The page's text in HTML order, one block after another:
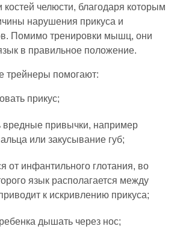
челюсти, благодаря которым
нарушения прикуса и
Помимо тренировки мышц, они
в правильное положение.
трейнеры помогают:
прикус;
вредные привычки, например
или закусывание губ;
от инфантильного глотания, во
язык располагается между
к искривлению прикуса;
дышать через нос;